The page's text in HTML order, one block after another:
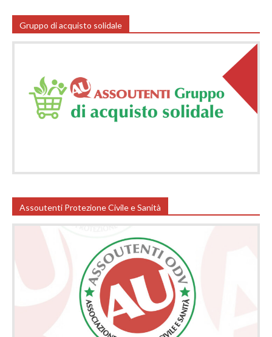
Gruppo di acquisto solidale
Assoutenti Protezione Civile e Sanità